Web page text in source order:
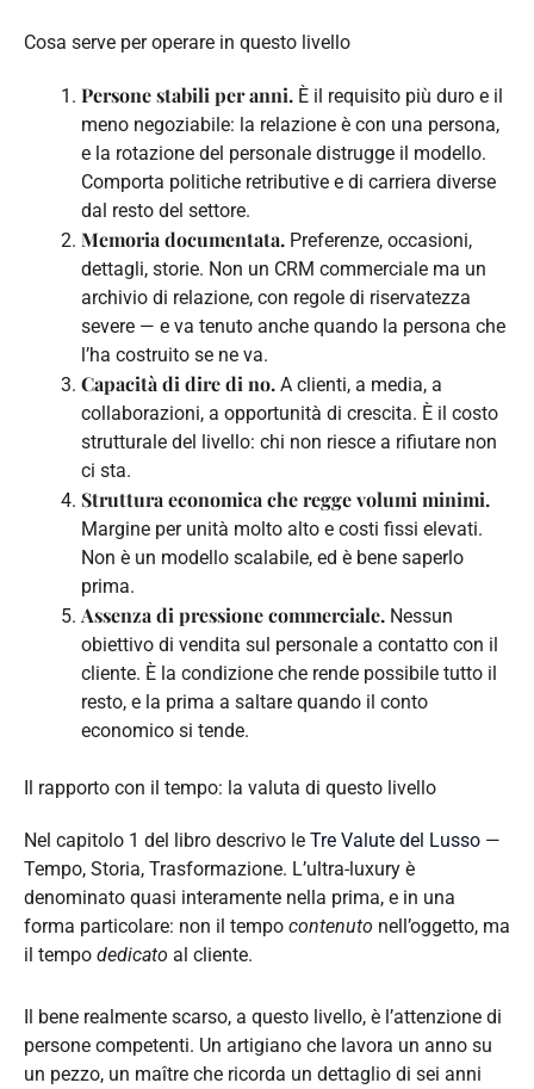
Cosa serve per operare in questo livello
Persone stabili per anni. È il requisito più duro e il
meno negoziabile: la relazione è con una persona,
e la rotazione del personale distrugge il modello.
Comporta politiche retributive e di carriera diverse
dal resto del settore.
Memoria documentata. Preferenze, occasioni,
dettagli, storie. Non un CRM commerciale ma un
archivio di relazione, con regole di riservatezza
severe — e va tenuto anche quando la persona che
l’ha costruito se ne va.
Capacità di dire di no. A clienti, a media, a
collaborazioni, a opportunità di crescita. È il costo
strutturale del livello: chi non riesce a rifiutare non
ci sta.
Struttura economica che regge volumi minimi.
Margine per unità molto alto e costi fissi elevati.
Non è un modello scalabile, ed è bene saperlo
prima.
Assenza di pressione commerciale. Nessun
obiettivo di vendita sul personale a contatto con il
cliente. È la condizione che rende possibile tutto il
resto, e la prima a saltare quando il conto
economico si tende.
Il rapporto con il tempo: la valuta di questo livello
Nel capitolo 1 del libro descrivo le Tre Valute del Lusso —
Tempo, Storia, Trasformazione. L’ultra-luxury è
denominato quasi interamente nella prima, e in una
forma particolare: non il tempo contenuto nell’oggetto, ma
il tempo dedicato al cliente.
Il bene realmente scarso, a questo livello, è l’attenzione di
persone competenti. Un artigiano che lavora un anno su
un pezzo, un maître che ricorda un dettaglio di sei anni